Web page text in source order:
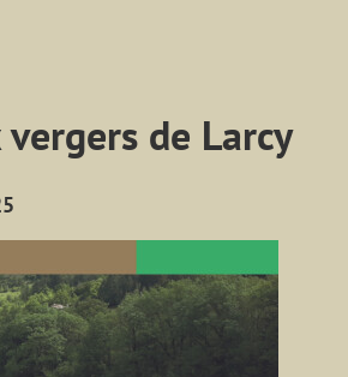
de Larcy